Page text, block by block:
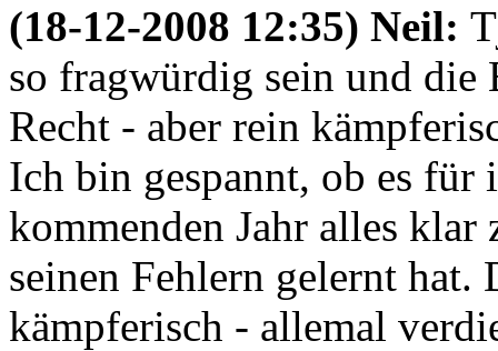
(18-12-2008 12:35) Neil:
so fragwürdig sein und die
Recht - aber rein
Ich bin gespannt, ob es
kommenden Jahr alles klar
seinen Fehlern gelernt hat.
kämpferisch - allemal